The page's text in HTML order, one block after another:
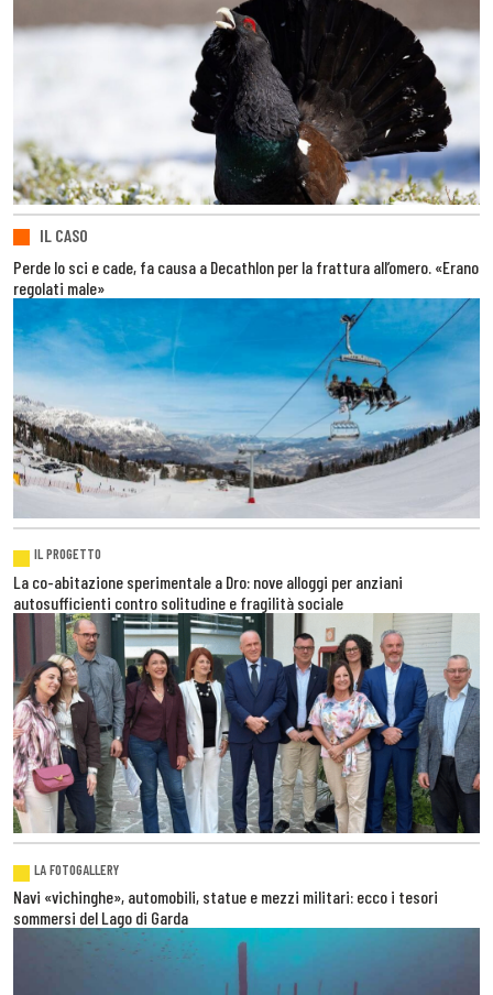
IL CASO
Perde lo sci e cade, fa causa a Decathlon per la frattura all’omero. «Erano
regolati male»
IL PROGETTO
La co-abitazione sperimentale a Dro: nove alloggi per anziani
autosufficienti contro solitudine e fragilità sociale
LA FOTOGALLERY
Navi «vichinghe», automobili, statue e mezzi militari: ecco i tesori
sommersi del Lago di Garda